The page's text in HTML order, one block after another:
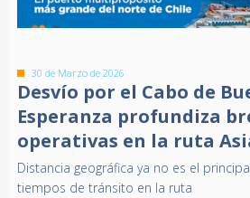
30 de Marzo de 2026
Desvío por el Cabo de
Esperanza profundiza
operativas en la ruta
Distancia geográfica ya no es el
tiempos de tránsito en la ruta